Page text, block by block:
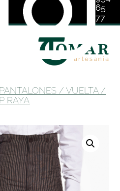
65
77
01
/VUELTA /
RAYA